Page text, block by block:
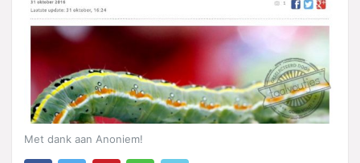
Met dank aan Anoniem!